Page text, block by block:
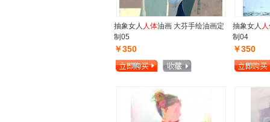
抽象女人 人体油画 大芬手绘油画定
制05
￥350
抽象女人
制04
￥350